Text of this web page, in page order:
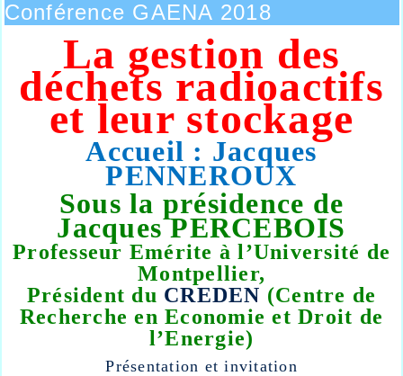
Conférence GAENA 2018
La gestion des
déchets radioactifs
et leur stockage
Accueil : Jacques
PENNEROUX
Sous la présidence de
Jacques PERCEBOIS
Professeur Emérite à l’Université de
Montpellier,
Président du CREDEN (Centre de
Recherche en Economie et Droit de
l’Energie)
Présentation et invitation